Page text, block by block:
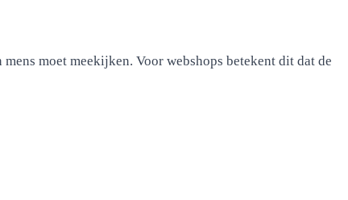
moet meekijken. Voor webshops betekent dit dat de